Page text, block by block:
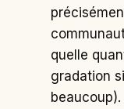
quelle
gradation